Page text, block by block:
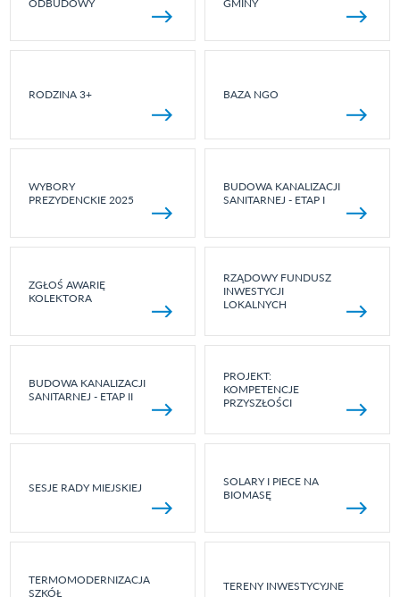
ODBUDOWY
GMINY
RODZINA 3+ BAZA NGO
WYBORY
PREZYDENCKIE 2025
BUDOWA KANALIZACJI
SANITARNEJ - ETAP I
ZGŁOŚ AWARIĘ
KOLEKTORA
RZĄDOWY FUNDUSZ
INWESTYCJI
LOKALNYCH
BUDOWA KANALIZACJI
SANITARNEJ - ETAP II
PROJEKT:
KOMPETENCJE
PRZYSZŁOŚCI
SESJE RADY MIEJSKIEJ
SOLARY I PIECE NA
BIOMASĘ
TERMOMODERNIZACJA
SZKÓŁ
TERENY INWESTYCYJNE